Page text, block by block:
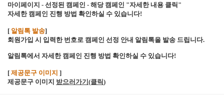
마이페이지 - 선정된 캠페인 - 해당 캠페인 "자세한 내용 클릭"
자세한 캠페인 진행 방법 확인하실 수 있습니다!
[ 알림톡 발송]
회원가입 시 입력한 번호로 캠페인 선정 안내 알림톡을 발송 드립니다.
알림톡에서 자세한 캠페인 진행 방법 확인하실 수 있습니다!
[ 제공문구 이미지 ]
제공문구 이미지 받으러가기(클릭)